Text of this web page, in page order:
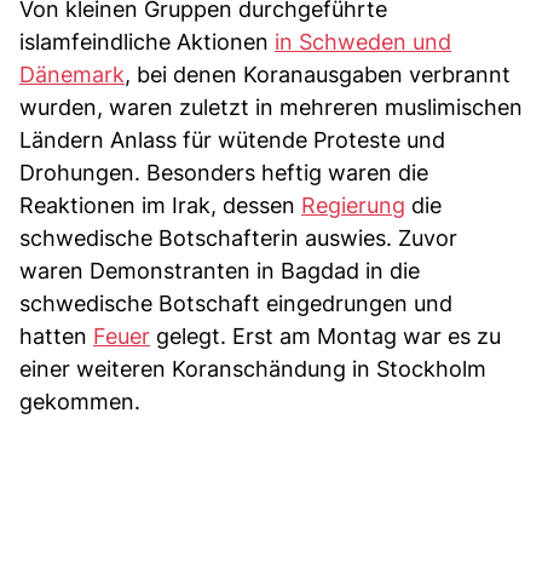
Von kleinen Gruppen durchgeführte
islamfeindliche Aktionen in Schweden und
Dänemark, bei denen Koranausgaben verbrannt
wurden, waren zuletzt in mehreren muslimischen
Ländern Anlass für wütende Proteste und
Drohungen. Besonders heftig waren die
Reaktionen im Irak, dessen Regierung die
schwedische Botschafterin auswies. Zuvor
waren Demonstranten in Bagdad in die
schwedische Botschaft eingedrungen und
hatten Feuer gelegt. Erst am Montag war es zu
einer weiteren Koranschändung in Stockholm
gekommen.